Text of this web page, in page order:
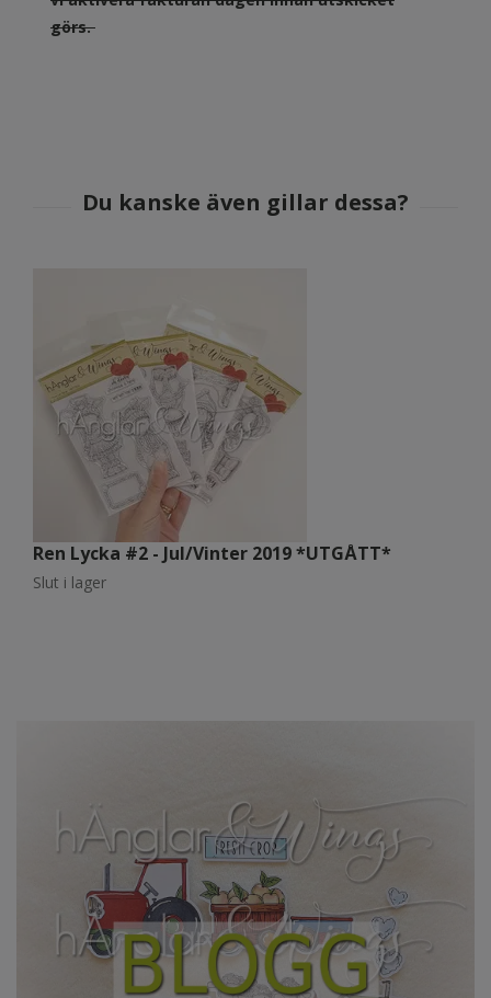
görs.
Ren Lycka #2 - Jul/Vinter 2019 *UTGÅTT*
Slut i lager